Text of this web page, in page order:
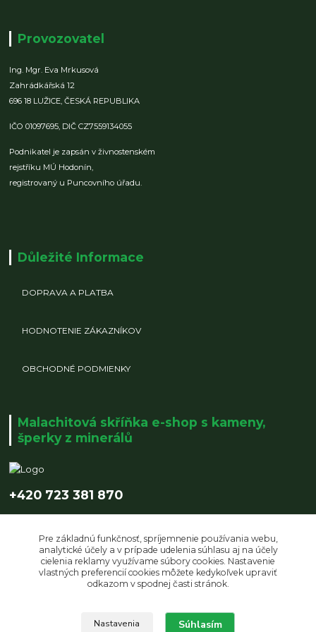
Provozovatel
Ing. Mgr. Eva Mrkusová
Zahrádkářská 12
696 18 LUŽICE,ČESKÁ REPUBLIKA
IČO 01097695, DIČ CZ7559134055
Podnikatel je zapsán v živnostenském
rejstříku MÚ Hodonín,
registrovaný u Puncovního úřadu.
Důležité Informace
DOPRAVA A PLATBA
HODNOTENIE ZÁKAZNÍKOV
OBCHODNÉ PODMIENKY
Malachitová skříňka e-shop s kameny,
šperky z minerálů
+420 723 381 870
Upravit sběr cookies.
Pre základnú funkčnosť, spríjemnenie používania webu,
analytické účely a v prípade udelenia súhlasu aj na účely
cielenia reklamy využívame súbory cookies. Nastavenie
vlastných preferencií cookies môžete kedykoľvek upraviť
odkazom v spodnej časti stránok.
Nastavenia Súhlasím